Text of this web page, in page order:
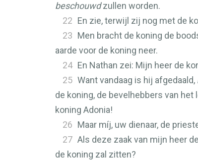
beschouwdzullen worden.
22 En zie, terwijl zij nog met de
23 Men bracht de koning de
aarde voor de koning neer.
24 En Nathan zei: Mijn heer de
25 Want vandaag is hij afgedaald,
de koning, de bevelhebbers van
koning Adonia!
26 Maar míj, uw dienaar, de
27 Als deze zaak van mijn heer
de koning zal zitten?